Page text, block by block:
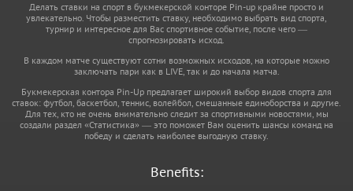
Делать ставки на спорт в букмекерской конторе Pin-up крайне просто и
увлекательно. Чтобы разместить ставку, необходимо выбрать вид спорта,
турнир и интересное для Вас спортивное событие, после чего —
спрогнозировать исход.
В каждом матче существуют сотни возможных исходов, на которые можно
заключать пари как в LIVE, так и до начала матча.
Букмекерская контора Pin-Up предлагает широкий выбор видов спорта для
ставок: футбол, баскетбол, теннис, волейбол, смешанные единоборства и другие.
Для тех, кто не очень внимательно следит за спортивными новостями, мы
создали раздел «Статистика» — это поможет Вам оценить шансы команд на
победу и сделать наиболее выгодную ставку.
Benefits: